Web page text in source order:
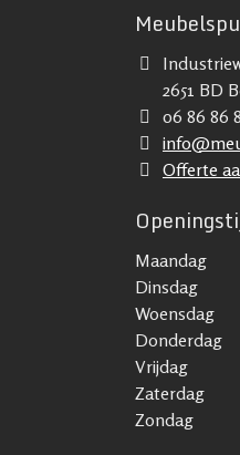
2651 BD
06 86 86
Offerte
Maandag
Dinsdag
Woensdag
Donderdag
Vrijdag
Zaterdag
Zondag